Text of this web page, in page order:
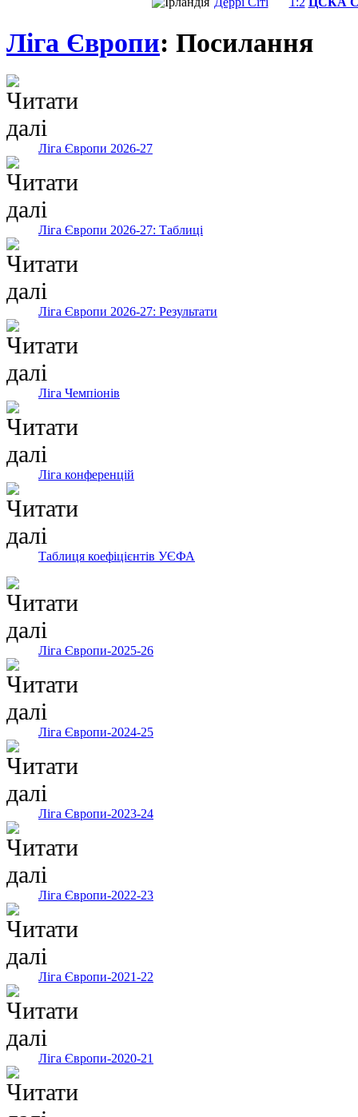
Ліга Європи: Посилання
Ліга Європи 2026-27
Ліга Європи 2026-27: Таблиці
Ліга Європи 2026-27: Результати
Ліга Чемпіонів
Ліга конференцій
Таблиця коефіцієнтів УЄФА
Ліга Європи-2025-26
Ліга Європи-2024-25
Ліга Європи-2023-24
Ліга Європи-2022-23
Ліга Європи-2021-22
Ліга Європи-2020-21